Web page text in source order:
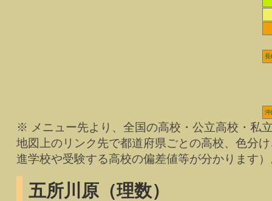
長
沖
※ メニュー先より、全国の高校・公立高校・私
地図上のリンク先で都道府県ごとの高校、色分
進学校や受験する高校の偏差値等が分かります
五所川原（理数）